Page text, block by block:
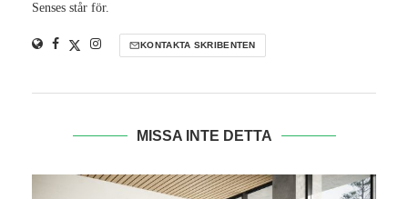
Senses står för.
KONTAKTA SKRIBENTEN
MISSA INTE DETTA